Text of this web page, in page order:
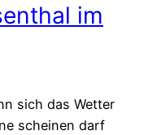
im
sich das Wetter
scheinen darf